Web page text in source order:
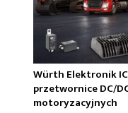
Würth Elektronik
przetwornice DC/
motoryzacyjnych